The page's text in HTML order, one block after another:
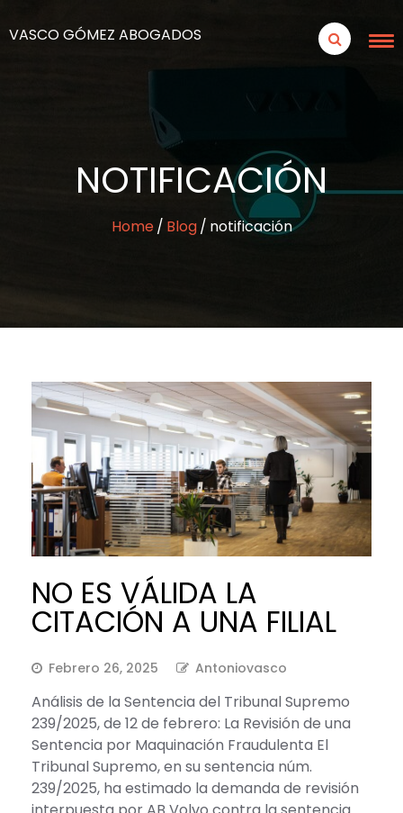
VASCO GÓMEZ ABOGADOS
NOTIFICACIÓN
Home Blog notificación
NO ES VÁLIDA LA
CITACIÓN A UNA FILIAL
Febrero 26, 2025 Antoniovasco
Análisis de la Sentencia del Tribunal Supremo
239/2025, de 12 de febrero: La Revisión de una
Sentencia por Maquinación Fraudulenta El
Tribunal Supremo, en su sentencia núm.
239/2025, ha estimado la demanda de revisión